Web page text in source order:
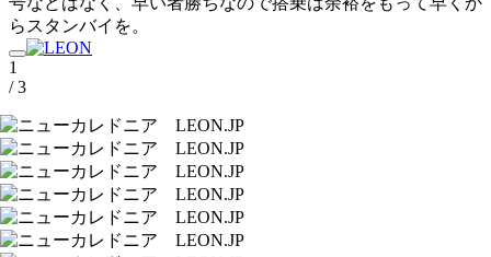
らスタンバイを。
1
/ 3